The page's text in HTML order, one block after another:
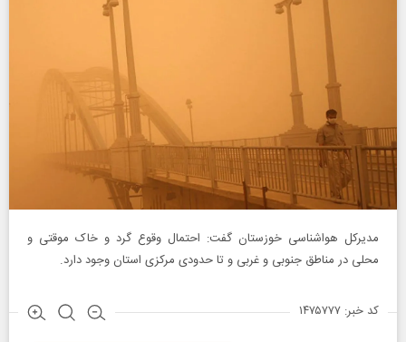
مدیرکل هواشناسی خوزستان گفت: احتمال وقوع گرد و خاک موقتی و
محلی در مناطق جنوبی و غربی و تا حدودی مرکزی استان وجود دارد.
کد خبر: ۱۴۷۵۷۷۷